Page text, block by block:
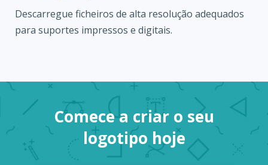
Descarregue ficheiros de alta resolução adequados
para suportes impressos e digitais.
Comece a criar o seu
logotipo hoje